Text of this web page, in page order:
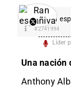
Ran
#2741994
Líder
Una nación
Anthony